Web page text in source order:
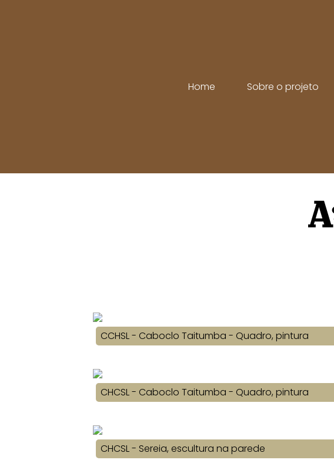
Home Sobre o projeto
CCHSL - Caboclo Taitumba - Quadro, pintura
CHCSL - Caboclo Taitumba - Quadro, pintura
CHCSL - Sereia, escultura na parede